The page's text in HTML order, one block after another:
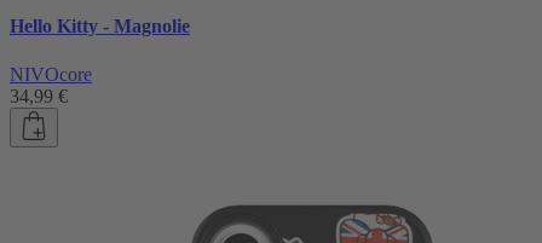
Hello Kitty - Magnolie
NIVOcore
34,99 €